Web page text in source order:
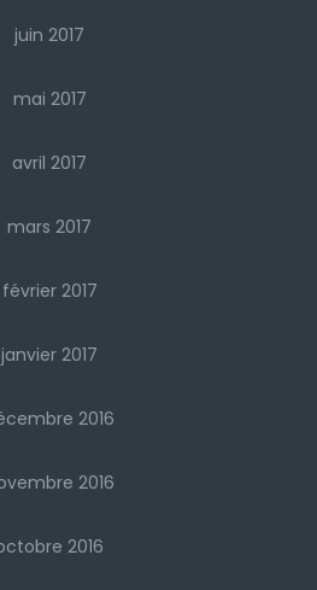
juin 2017
mai 2017
avril 2017
mars 2017
février 2017
janvier 2017
2016
2016
2016